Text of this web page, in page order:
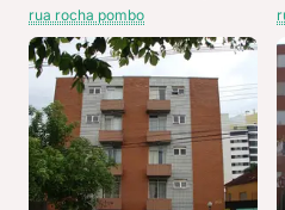
rua rocha pombo